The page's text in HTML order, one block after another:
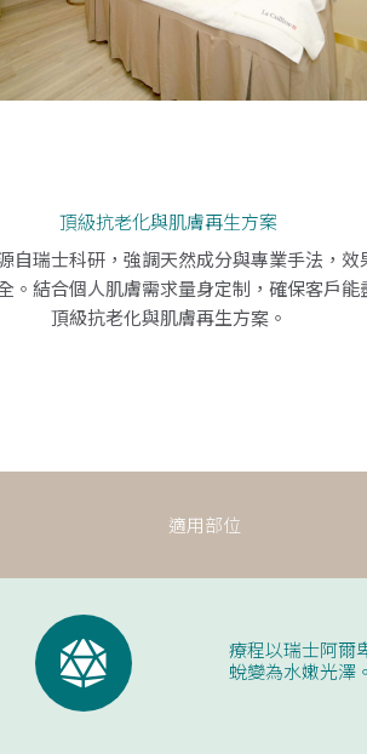
頂級抗老化與肌膚再生方案
自瑞士科研，強調天然成分與專業手法，效
。結合個人肌膚需求量身定制 ，確保客戶能
頂級抗老化與肌膚再生方案。
適用部位
療程以瑞士阿爾
蛻變為水嫩光澤。